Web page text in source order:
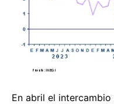
En abril el